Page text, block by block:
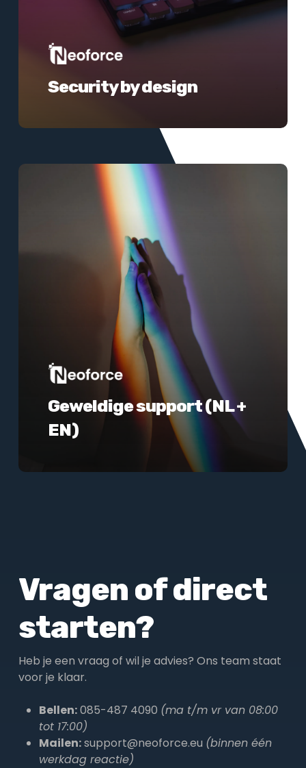
Security by design
Geweldige support (NL +
EN)
Meer
Vragen of direct
starten?
Heb je een vraag of wil je advies? Ons team staat
voor je klaar.
Bellen:085-487 4090 (ma t/m vr van 08:00
tot 17:00)
Mailen:support@neoforce.eu (binnen één
werkdag reactie)